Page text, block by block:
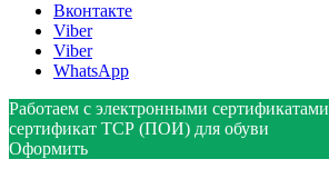
Вконтакте
Viber
Viber
WhatsApp
Работаем с электронными сертификатами
сертификат ТСР (ПОИ) для обуви
Оформить